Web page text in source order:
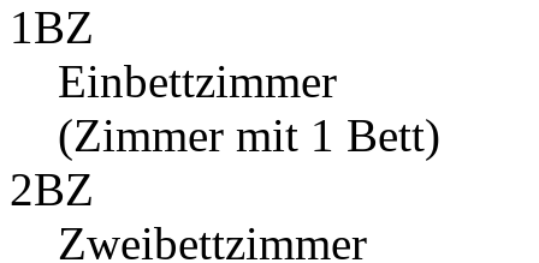
1BZ
Einbettzimmer
(Zimmer mit 1 Bett)
2BZ
Zweibettzimmer